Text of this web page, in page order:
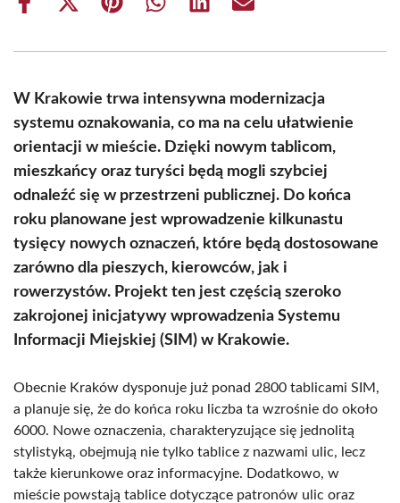
Share
Share
(Twitter)
Share Share Share Share
W Krakowie trwa intensywna modernizacja
systemu oznakowania, co ma na celu ułatwienie
orientacji w mieście. Dzięki nowym tablicom,
mieszkańcy oraz turyści będą mogli szybciej
odnaleźć się w przestrzeni publicznej. Do końca
roku planowane jest wprowadzenie kilkunastu
tysięcy nowych oznaczeń, które będą dostosowane
zarówno dla pieszych, kierowców, jak i
rowerzystów. Projekt ten jest częścią szeroko
zakrojonej inicjatywy wprowadzenia Systemu
Informacji Miejskiej (SIM) w Krakowie.
Obecnie Kraków dysponuje już ponad 2800 tablicami SIM,
a planuje się, że do końca roku liczba ta wzrośnie do około
6000. Nowe oznaczenia, charakteryzujące się jednolitą
stylistyką, obejmują nie tylko tablice z nazwami ulic, lecz
także kierunkowe oraz informacyjne. Dodatkowo, w
mieście powstają tablice dotyczące patronów ulic oraz